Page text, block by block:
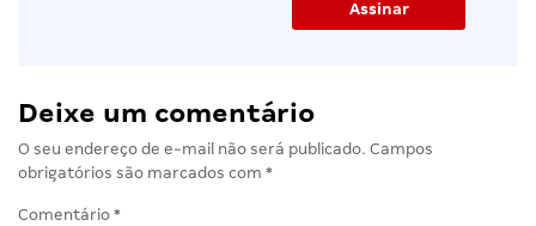
Deixe um comentário
O seu endereço de e-mail não será publicado. Campos
obrigatórios são marcados com *
Comentário *